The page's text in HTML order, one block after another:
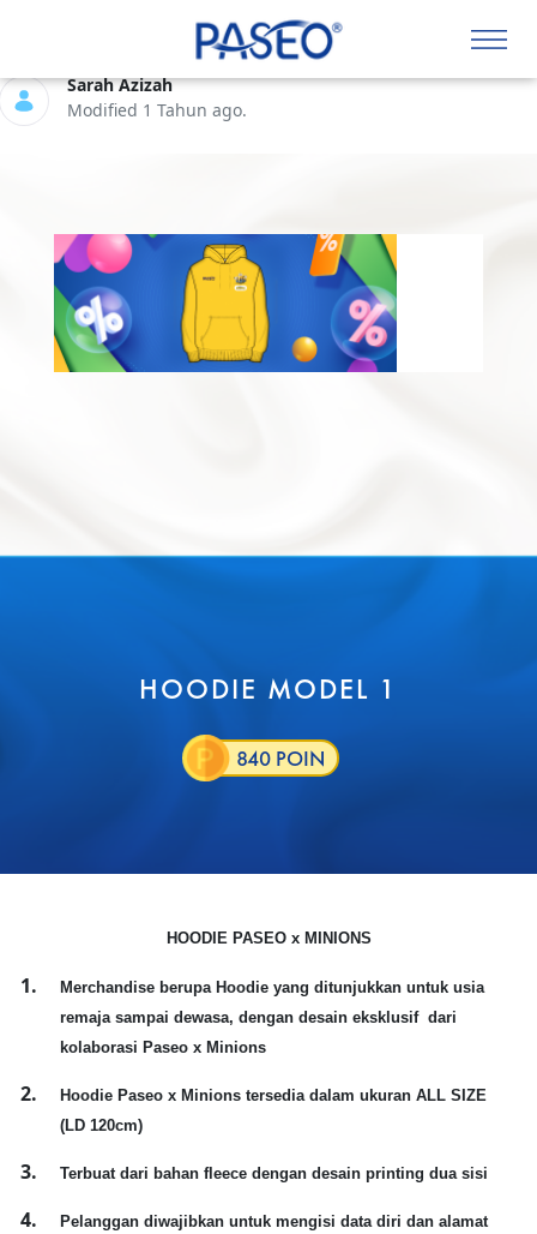
Hoodie Model 1
Sarah Azizah
Modified 1 Tahun ago.
HOODIE MODEL 1
840 POIN
HOODIE PASEO x MINIONS
Merchandise berupa Hoodie yang ditunjukkan untuk usia
remaja sampai dewasa, dengan desain eksklusif dari
kolaborasi Paseo x Minions
Hoodie Paseo x Minions tersedia dalam ukuran ALL SIZE
(LD 120cm)
Terbuat dari bahan fleece dengan desain printing dua sisi
Pelanggan diwajibkan untuk mengisi data diri dan alamat